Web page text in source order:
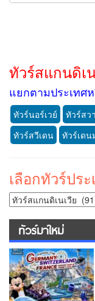
ทัวร์สแกนดิเ
แยกตามประเทศ
ทัวร์นอร์เวย์ ทัวร์สว
ทัวร์สวีเดน
ทัวร์เดน
เลือกทัวร์ปร
ทัวร์มาใหม่